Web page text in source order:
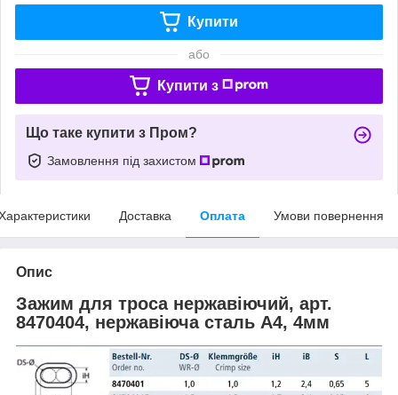
Купити
або
Купити з
Що таке купити з Пром?
Замовлення під захистом
Доставка Оплата Умови повернення
Опис
Зажим для троса нержавіючий, арт.
8470404, нержавіюча сталь А4, 4мм